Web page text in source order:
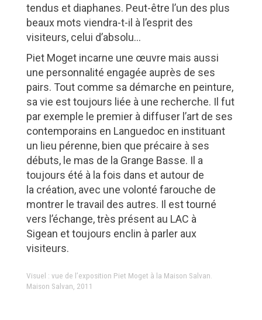
tendus et diaphanes. Peut-être l’un des plus
beaux mots viendra-t-il à l’esprit des
visiteurs, celui d’absolu…
Piet Moget incarne une œuvre mais aussi
une personnalité engagée auprès de ses
pairs. Tout comme sa démarche en peinture,
sa vie est toujours liée à une recherche. Il fut
par exemple le premier à diffuser l’art de ses
contemporains en Languedoc en instituant
un lieu pérenne, bien que précaire à ses
débuts, le mas de la Grange Basse. Il a
toujours été à la fois dans et autour de
la création, avec une volonté farouche de
montrer le travail des autres. Il est tourné
vers l’échange, très présent au LAC à
Sigean et toujours enclin à parler aux
visiteurs.
Visuel : vue de l’exposition Piet Moget à la Maison Salvan.
Maison Salvan, 2011